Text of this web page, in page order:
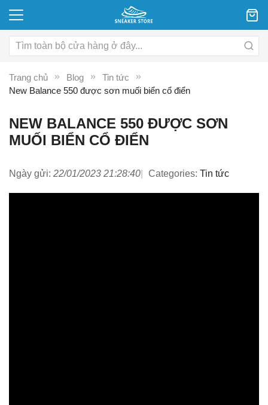
Trang chủ Blog
Tin tức
New Balance 550 được sơn muối biển cổ điển
NEW BALANCE 550 ĐƯỢC SƠN
MUỐI BIỂN CỔ ĐIỂN
Ngày gửi: 22/01/2023 21:28:40 Categories: Tin tức